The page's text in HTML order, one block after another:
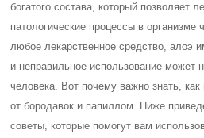
богатого состава, который позволяет
патологические процессы в организме
любое лекарственное средство, алоэ
и неправильное использование может
человека. Вот почему важно знать,
от бородавок и папиллом. Ниже
советы, которые помогут вам